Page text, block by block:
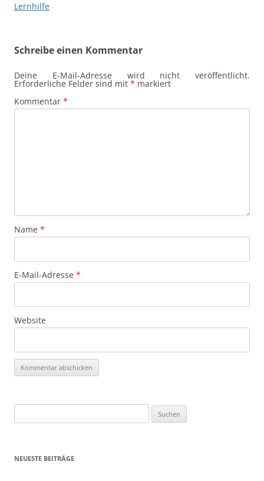
Lernhilfe
Schreibe einen Kommentar
Deine E-Mail-Adresse wird nicht veröffentlicht.
Erforderliche Felder sind mit * markiert
Kommentar *
Name *
E-Mail-Adresse *
Website
nach:
NEUESTE BEITRÄGE